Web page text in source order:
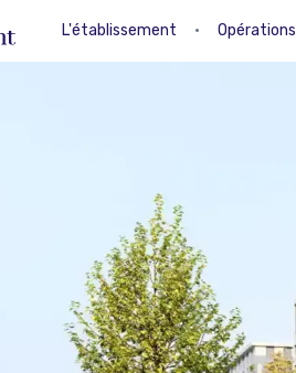
L'établissement • Opérations